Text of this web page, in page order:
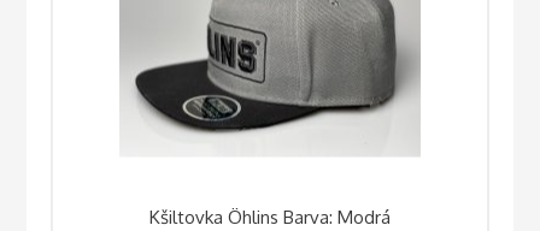
Kšiltovka Öhlins Barva: Modrá